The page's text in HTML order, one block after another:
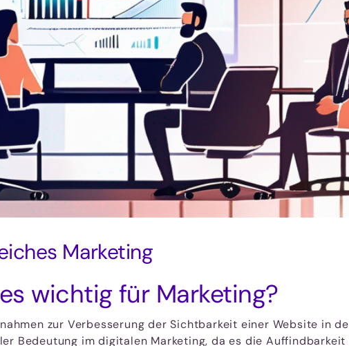
Marketing
wichtig für Marketing?
zur Verbesserung der Sichtbarkeit einer Website in
Bedeutung im digitalen Marketing, da es die